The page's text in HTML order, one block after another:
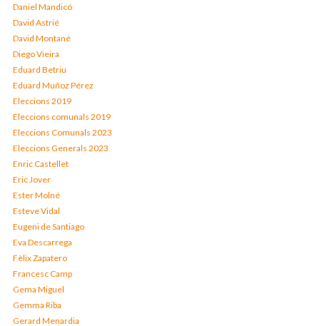
Daniel Mandicó
David Astrié
David Montané
Diego Vieira
Eduard Betriu
Eduard Muñoz Pérez
Eleccions 2019
Eleccions comunals 2019
Eleccions Comunals 2023
Eleccions Generals 2023
Enric Castellet
Eric Jover
Ester Molné
Esteve Vidal
Eugeni de Santiago
Eva Descarrega
Fèlix Zapatero
Francesc Camp
Gema Miguel
Gemma Riba
Gerard Menardia